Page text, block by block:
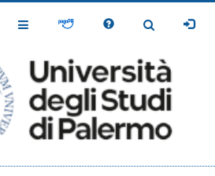
Toggle
Toggle